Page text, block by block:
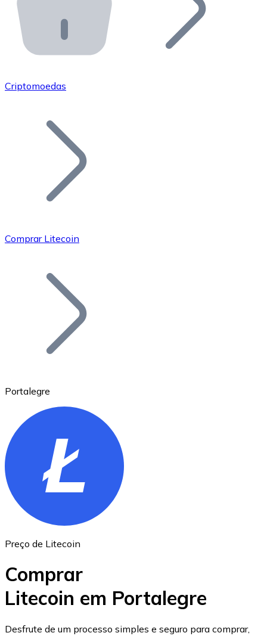
API Bitnovo
Integre nossa API no seu ecossistema.
Junte-se à nossa rede de revendedores e comercialize
Adicione o token do seu projeto ao nosso serviço de
Bitcoin
Ethereum
ETH
USD Coin
Criptomoedas
Comprar Litecoin
Portalegre
Preço de Litecoin
Comprar
Litecoin em Portalegre
Desfrute de um processo simples e seguro para comprar,